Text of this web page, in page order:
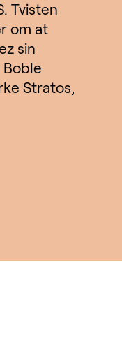
Tvisten
om at
sin
Boble
Stratos,